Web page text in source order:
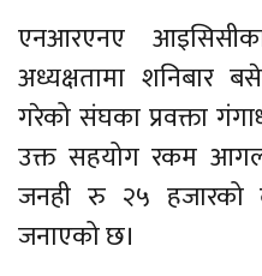
एनआरएनए
अध्यक्षतामा शनिबार
गरेको संघका प्रवक्ता
उक्त सहयोग रकम
जनही रु २५
जनाएको छ।